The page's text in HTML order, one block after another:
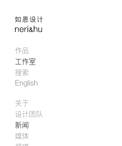
作品
工作室
搜索
English
关于
设计团队
新闻
媒体